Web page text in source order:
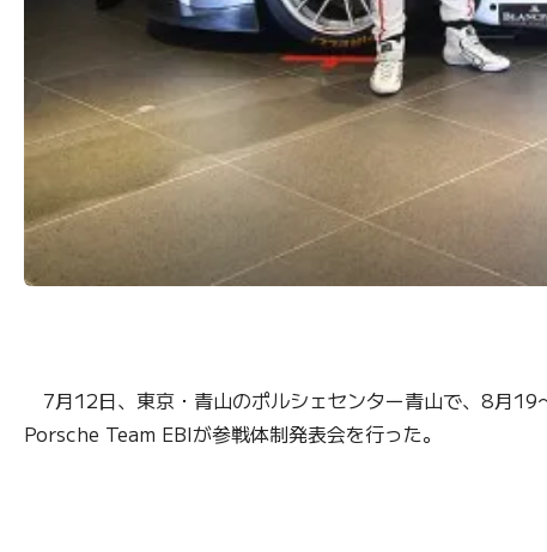
7月12日、東京・青山のポルシェセンター青山で、8月
Porsche Team EBIが参戦体制発表会を行った。